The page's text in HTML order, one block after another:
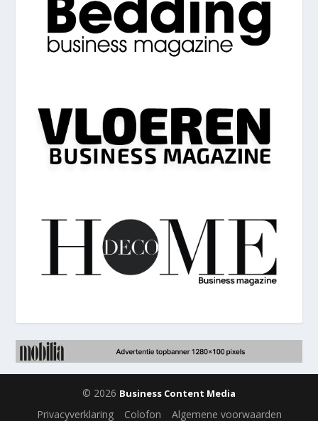
© 2026 Business Content Media
Privacyverklaring Colofon Algemene voorwaarden